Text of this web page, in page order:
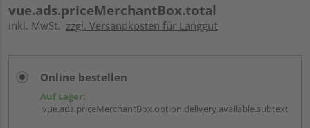
vue.ads.priceMerchantBox.total
inkl. MwSt. zzgl. Versandkosten für Langgut
Online bestellen
Auf Lager:
vue.ads.priceMerchantBox.option.delivery.available.subtext